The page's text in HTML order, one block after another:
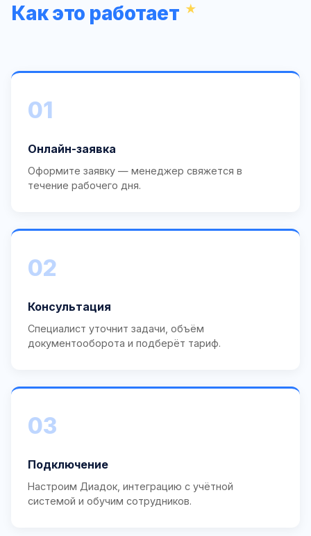
Как это работает
01
Онлайн-заявка
Оформите заявку — менеджер свяжется в
течение рабочего дня.
02
Консультация
Специалист уточнит задачи, объём
документооборота и подберёт тариф.
03
Подключение
Настроим Диадок, интеграцию с учётной
системой и обучим сотрудников.